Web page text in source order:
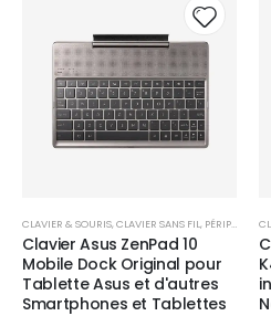
Add to
wishlist
CLAVIER & SOURIS,CLAVIER SANS FIL , PÉRIPHÉRIQUES
Clavier Asus ZenPad 10
Mobile Dock Original pour
Tablette Asus et d'autres
Smartphones et Tablettes